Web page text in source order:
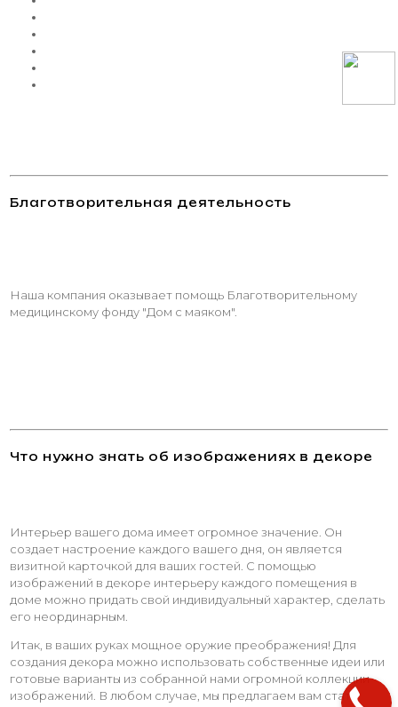
Благотворительная деятельность
Наша компания оказывает помощь Благотворительному
медицинскому фонду "Дом с маяком".
Что нужно знать об изображениях в декоре
Интерьер вашего дома имеет огромное значение. Он
создает настроение каждого вашего дня, он является
визитной карточкой для ваших гостей. С помощью
изображений в декоре интерьеру каждого помещения в
доме можно придать свой индивидуальный характер, сделать
его неординарным.
Итак, в ваших руках мощное оружие преображения! Для
создания декора можно использовать собственные идеи или
готовые варианты из собранной нами огромной коллекции
изображений. В любом случае, мы предлагаем вам стать